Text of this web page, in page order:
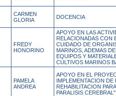
CARMEN
GLORIA
DOCENCIA
FREDY
HONORINO
APOYO EN LAS
RELACIONADAS CON
CUIDADO DE
MARINOS, ADEMAS
EQUIPOS Y
CULTIVOS MARINOS
PAMELA
ANDREA
APOYO EN EL
IMPLEMENTACION DE
REHABILITACION
PARALISIS